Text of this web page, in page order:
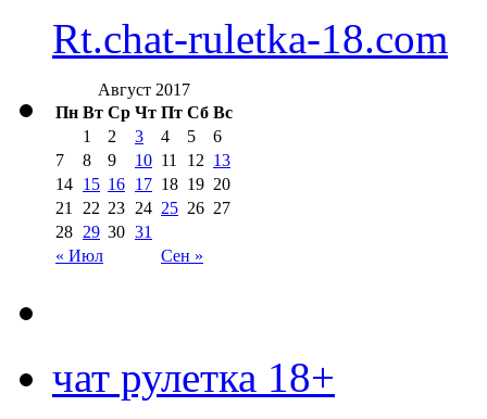
Rt.chat-ruletka-18.com
Август 2017
Пн Вт Ср Чт Пт Сб Вс
« Июл Сен »
1 2 3 4 5
6
7
8 9 10 11 12 13
14 15 16 17 18 19 20
21
22 23 24 25 26 27
28 29 30 31
чат рулетка 18+